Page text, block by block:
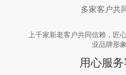
多家客户共
上千家新老客户共同信赖，匠
业品牌形象
用心服